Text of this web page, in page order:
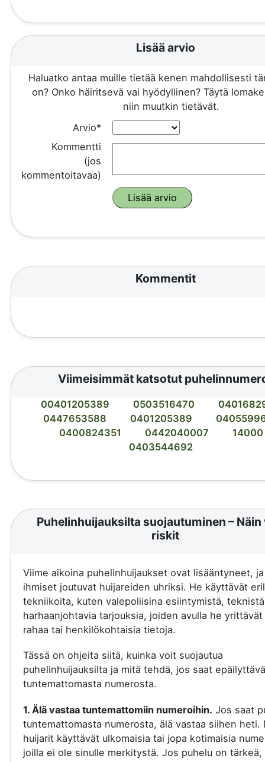
Lisää arvio
Haluatko antaa muille tietää kenen mahdollisesti
on? Onko häiritsevä vai hyödyllinen? Täytä
niin muutkin tietävät.
Arvio*
Kommentti
(jos
kommentoitavaa)
Kommentit
Viimeisimmät katsotut
00401205389 0503516470
0447653588
0401205389
0400824351
0442040007
14000
0403544692
Puhelinhuijauksilta suojautuminen – Näin
riskit
Viime aikoina puhelinhuijaukset ovat lisääntyneet,
ihmiset joutuvat huijareiden uhriksi. He käyttävät
tekniikoita, kuten valepoliisina esiintymistä,
harhaanjohtavia tarjouksia, joiden avulla he yrittävät
rahaa tai henkilökohtaisia tietoja.
Tässä on ohjeita siitä, kuinka voit suojautua
puhelinhuijauksilta ja mitä tehdä, jos saat
tuntemattomasta numerosta.
1. Älä vastaa tuntemattomiin numeroihin. Jos saat
tuntemattomasta numerosta, älä vastaa siihen heti.
huijarit käyttävät ulkomaisia tai jopa kotimaisia
joilla ei ole sinulle merkitystä. Jos puhelu on